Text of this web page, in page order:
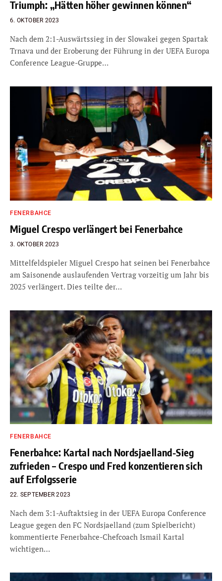
Triumph: „Hätten höher gewinnen können“
6. OKTOBER 2023
Nach dem 2:1-Auswärtssieg in der Slowakei gegen Spartak
Trnava und der Eroberung der Führung in der UEFA Europa
Conference League-Gruppe…
FENERBAHCE
Miguel Crespo verlängert bei Fenerbahce
3. OKTOBER 2023
Mittelfeldspieler Miguel Crespo hat seinen bei Fenerbahce
am Saisonende auslaufenden Vertrag vorzeitig um Jahr bis
2025 verlängert. Dies teilte der…
FENERBAHCE
Fenerbahce: Kartal nach Nordsjaelland-Sieg
zufrieden – Crespo und Fred konzentieren sich
auf Erfolgsserie
22. SEPTEMBER 2023
Nach dem 3:1-Auftaktsieg in der UEFA Europa Conference
League gegen den FC Nordsjaelland (zum Spielbericht)
kommentierte Fenerbahce-Chefcoach Ismail Kartal
wichtigen…